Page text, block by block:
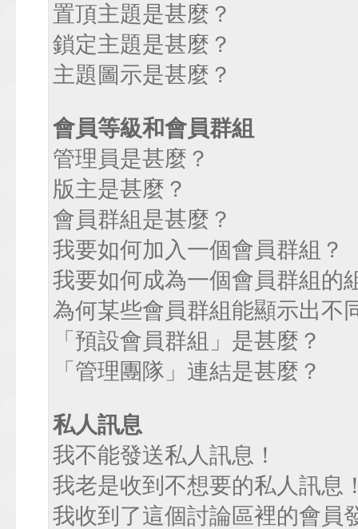
置頂主題是甚麼？
鎖定主題是甚麼？
主題圖示是甚麼？
會員等級和會員群組
管理員是甚麼？
版主是甚麼？
會員群組是甚麼？
我要如何加入一個會員群組？
我要如何成為一個會員群組的
為何某些會員群組能顯示出不
「預設會員群組」是甚麼？
「管理團隊」連結是甚麼？
私人訊息
我不能發送私人訊息！
我老是收到不想要的私人訊息
我收到了這個討論區裡的會員